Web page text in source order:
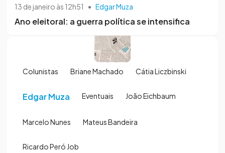
13 de janeiro às 12h51 • Edgar Muza
Ano eleitoral: a guerra política se intensifica
Colunistas Briane Machado Cátia Liczbinski
Edgar Muza Eventuais João Eichbaum
Marcelo Nunes Mateus Bandeira
Ricardo Peró Job